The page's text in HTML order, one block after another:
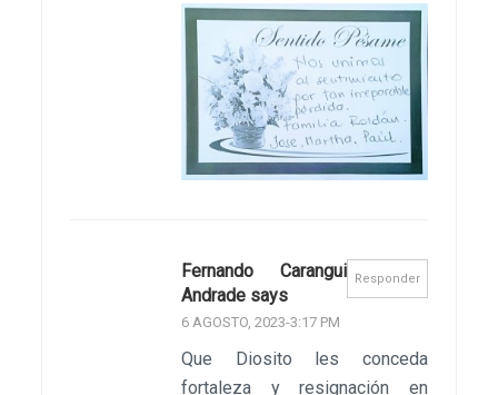
Responder
Fernando Carangui
Andrade says
6 AGOSTO, 2023-3:17 PM
Que Diosito les conceda
fortaleza y resignación en